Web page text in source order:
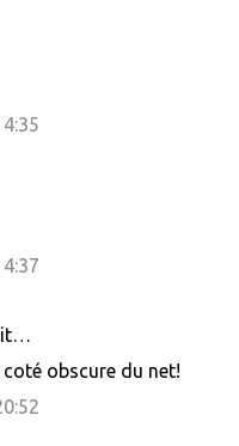
obscure du net!